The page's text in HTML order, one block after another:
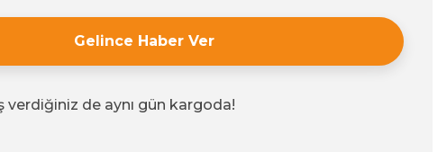
Gelince Haber Ver
verdiğiniz de aynı gün kargoda!